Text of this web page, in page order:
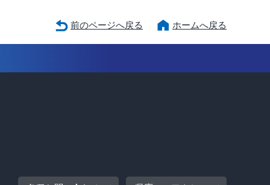
前のページへ戻る ホームへ戻る